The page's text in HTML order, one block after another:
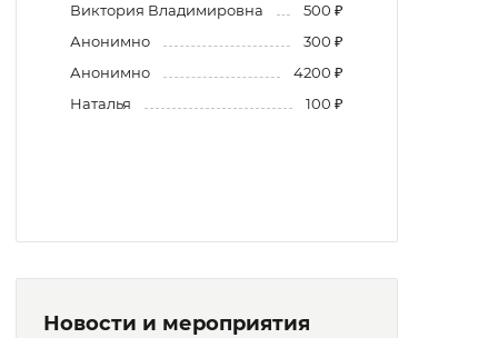
Виктория Владимировна
500 ₽
Анонимно
300 ₽
Анонимно
4200 ₽
Наталья
100 ₽
Новости и мероприятия